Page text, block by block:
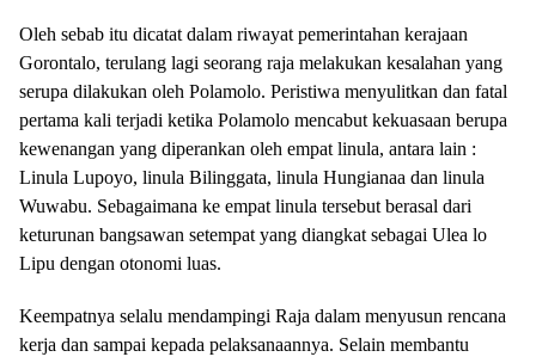
Oleh sebab itu dicatat dalam riwayat pemerintahan kerajaan
Gorontalo, terulang lagi seorang raja melakukan kesalahan yang
serupa dilakukan oleh Polamolo. Peristiwa menyulitkan dan fatal
pertama kali terjadi ketika Polamolo mencabut kekuasaan berupa
kewenangan yang diperankan oleh empat linula, antara lain :
Linula Lupoyo, linula Bilinggata, linula Hungianaa dan linula
Wuwabu. Sebagaimana ke empat linula tersebut berasal dari
keturunan bangsawan setempat yang diangkat sebagai Ulea lo
Lipu dengan otonomi luas.
Keempatnya selalu mendampingi Raja dalam menyusun rencana
kerja dan sampai kepada pelaksanaannya. Selain membantu